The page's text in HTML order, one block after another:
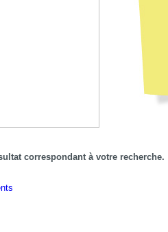
correspondant à votre recherche.